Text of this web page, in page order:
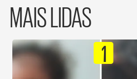
MAIS LIDAS
1